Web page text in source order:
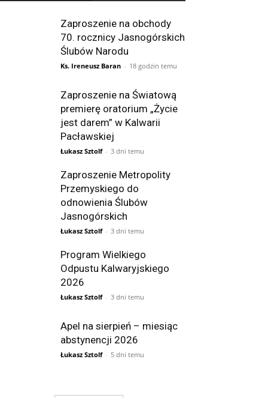
Zaproszenie na obchody
70. rocznicy Jasnogórskich
Ślubów Narodu
Ks. Ireneusz Baran - 18 godzin temu
Zaproszenie na Światową
premierę oratorium „Życie
jest darem” w Kalwarii
Pacławskiej
Łukasz Sztolf - 3 dni temu
Zaproszenie Metropolity
Przemyskiego do
odnowienia Ślubów
Jasnogórskich
Łukasz Sztolf - 3 dni temu
Program Wielkiego
Odpustu Kalwaryjskiego
2026
Łukasz Sztolf - 3 dni temu
Apel na sierpień – miesiąc
abstynencji 2026
Łukasz Sztolf - 5 dni temu